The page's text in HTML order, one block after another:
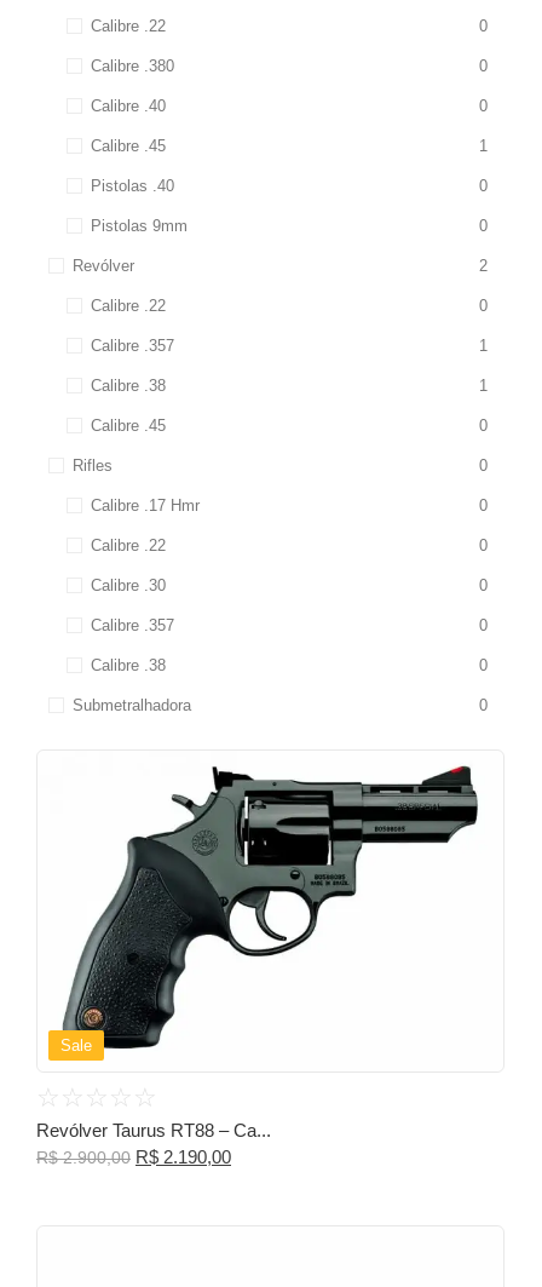
Calibre .22 0
Calibre .380 0
Calibre .40 0
Calibre .45 1
Pistolas .40 0
Pistolas 9mm 0
Revólver 2
Calibre .22 0
Calibre .357 1
Calibre .38 1
Calibre .45 0
Rifles 0
Calibre .17 Hmr 0
Calibre .22 0
Calibre .30 0
Calibre .357 0
Calibre .38 0
Submetralhadora 0
Sale
☆ ☆ ☆ ☆ ☆
Revólver Taurus RT88 – Ca...
R$2.900,00 R$ 2.190,00